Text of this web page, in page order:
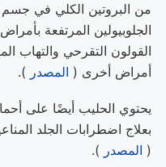
من البروتين الكلي في
الجلوبيولين المرتفعة
القولون التقرحي والتهاب
أمراض أخرى ( المصدر ).
يحتوي الحليب أيضًا على
بعلاج اضطرابات الجلد
( المصدر ).